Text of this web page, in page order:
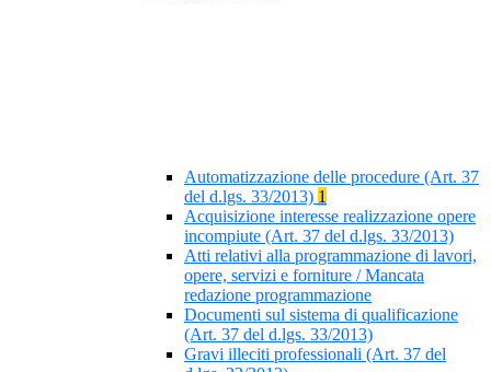
Automatizzazione delle procedure (Art. 37
del d.lgs. 33/2013) 1
Acquisizione interesse realizzazione opere
incompiute (Art. 37 del d.lgs. 33/2013)
Atti relativi alla programmazione di lavori,
opere, servizi e forniture / Mancata
redazione programmazione
Documenti sul sistema di qualificazione
(Art. 37 del d.lgs. 33/2013)
Gravi illeciti professionali (Art. 37 del